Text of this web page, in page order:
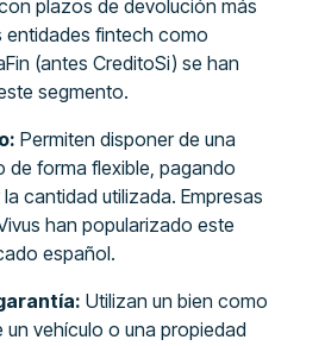
plazos de devolución más
entidades fintech como
(antes CreditoSi) se han
segmento.
Permiten disponer de una
de forma flexible, pagando
cantidad utilizada. Empresas
han popularizado este
español.
Utilizan un bien como
un vehículo o una propiedad